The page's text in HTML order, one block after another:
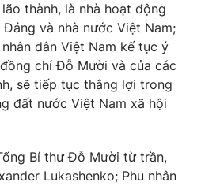
Podcast
Shorts video
thành, là nhà hoạt động
và nhà nước Việt Nam;
dân Việt Nam kế tục ý
chí Đỗ Mười và của các
sẽ tiếp tục thắng lợi trong
đất nước Việt Nam xã hội
Bí thư Đỗ Mười từ trần,
Lukashenko; Phu nhân